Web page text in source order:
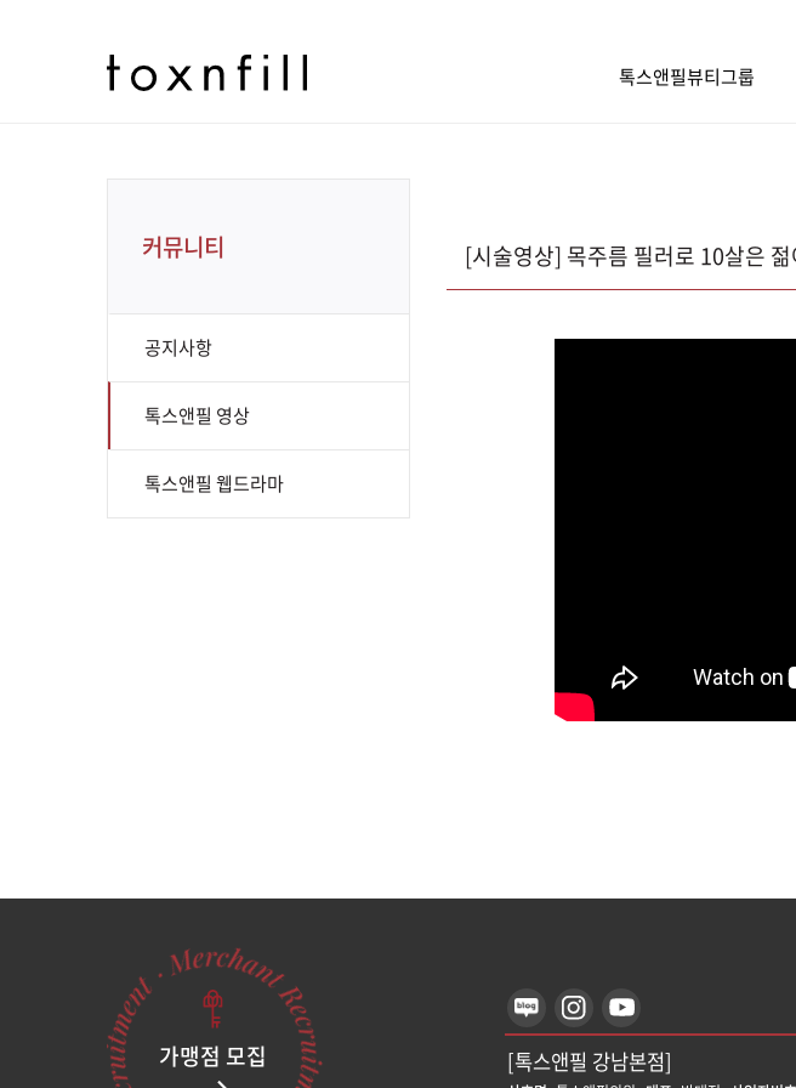
톡스앤필뷰티그룹
커뮤니티
공지사항
톡스앤필 영상
톡스앤필 웹드라마
[시술영상] 목주름 필러로 10살은
가맹점 모집 [톡스앤필 강남본점]